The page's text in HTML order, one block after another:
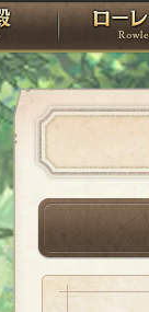
PandoraPartyProject
神殿